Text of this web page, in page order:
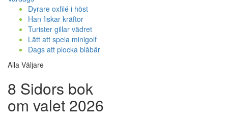
Dyrare oxfilé i höst
Han fiskar kräftor
Turister gillar vädret
Lätt att spela minigolf
Dags att plocka blåbär
Alla Väljare
8 Sidors bok
om valet 2026